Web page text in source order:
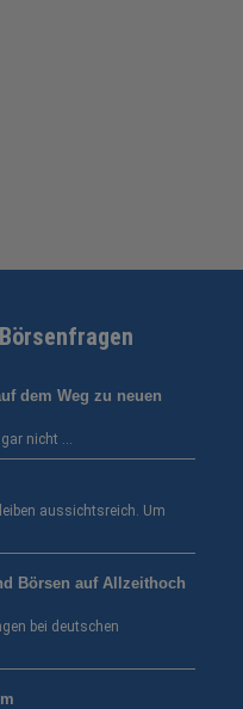
dem Weg zu neuen
nicht …
aussichtsreich. Um
Börsen auf Allzeithoch
bei deutschen